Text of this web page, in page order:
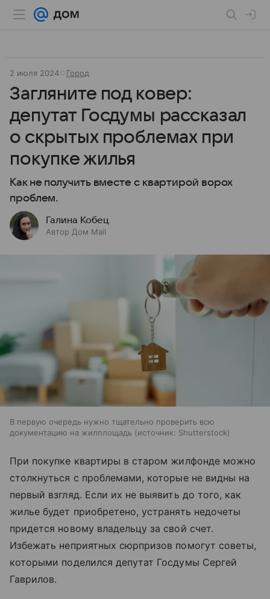
2 июля 2024 Город
Загляните под ковер:
депутат Госдумы рассказал
о скрытых проблемах при
покупке жилья
Как не получить вместе с квартирой ворох
проблем.
Галина Кобец
Автор Дом Mail
В первую очередь нужно тщательно проверить всю
документацию на жилплощадь
источник: Shutterstock
При покупке квартиры в старом жилфонде можно
столкнуться с проблемами, которые не видны на
первый взгляд. Если их не выявить до того, как
жилье будет приобретено, устранять недочеты
придется новому владельцу за свой счет.
Избежать неприятных сюрпризов помогут советы,
которыми поделился депутат Госдумы Сергей
Гаврилов.